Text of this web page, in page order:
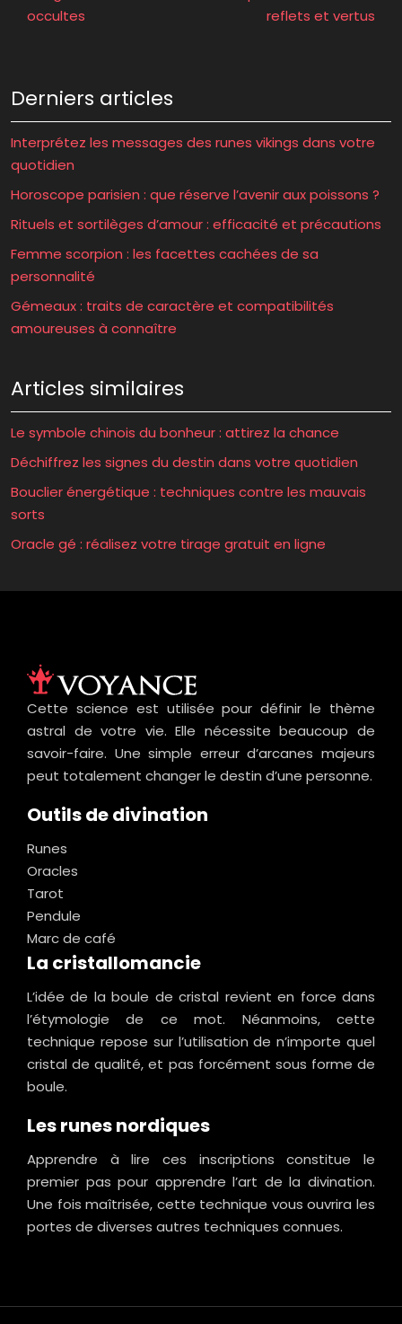
occultes
reflets et vertus
Derniers articles
Interprétez les messages des runes vikings dans votre
quotidien
Horoscope parisien : que réserve l’avenir aux poissons ?
Rituels et sortilèges d’amour : efficacité et précautions
Femme scorpion : les facettes cachées de sa
personnalité
Gémeaux : traits de caractère et compatibilités
amoureuses à connaître
Articles similaires
Le symbole chinois du bonheur : attirez la chance
Déchiffrez les signes du destin dans votre quotidien
Bouclier énergétique : techniques contre les mauvais
sorts
Oracle gé : réalisez votre tirage gratuit en ligne
Cette science est utilisée pour définir le thème
astral de votre vie. Elle nécessite beaucoup de
savoir-faire. Une simple erreur d’arcanes majeurs
peut totalement changer le destin d’une personne.
Outils de divination
Runes
Oracles
Tarot
Pendule
Marc de café
La cristallomancie
L’idée de la boule de cristal revient en force dans
l’étymologie de ce mot. Néanmoins, cette
technique repose sur l’utilisation de n’importe quel
cristal de qualité, et pas forcément sous forme de
boule.
Les runes nordiques
Apprendre à lire ces inscriptions constitue le
premier pas pour apprendre l’art de la divination.
Une fois maîtrisée, cette technique vous ouvrira les
portes de diverses autres techniques connues.